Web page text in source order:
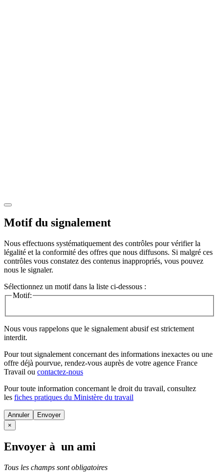
Motif du signalement
Nous effectuons systématiquement des contrôles pour vérifier la
légalité et la conformité des offres que nous diffusons. Si malgré ces
contrôles vous constatez des contenus inappropriés, vous pouvez
nous le signaler.
Sélectionnez un motif dans la liste ci-dessous :
Motif:
Nous vous rappelons que le signalement abusif est strictement
interdit.
Pour tout signalement concernant des informations inexactes ou une
offre déjà pourvue, rendez-vous auprès de votre agence France
Travail ou contactez-nous
Pour toute information concernant le droit du travail, consultez
les fiches pratiques du Ministère du travail
Annuler
×
Envoyer à un ami
Tous les champs sont obligatoires